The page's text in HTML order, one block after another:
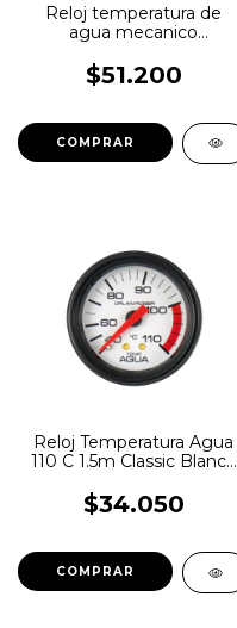
Reloj temperatura de
agua mecanico
Orlan Rober
$51.200
Reloj Temperatura Agua
110 C 1.5m Classic Blanco
$34.050